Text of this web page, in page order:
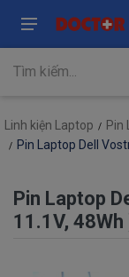
Linh kiện Laptop Pin
Pin Laptop Dell
Pin Laptop
11.1V, 48Wh